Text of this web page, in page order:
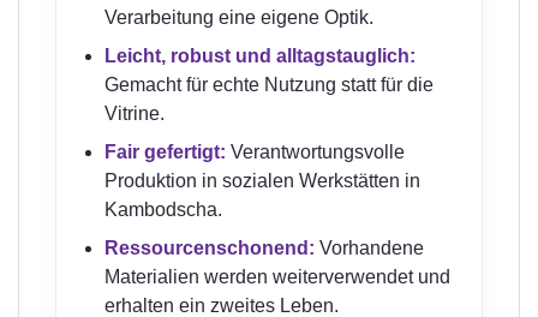
Verarbeitung eine eigene Optik.
Leicht, robust und alltagstauglich:
Gemacht für echte Nutzung statt für die
Vitrine.
Fair gefertigt: Verantwortungsvolle
Produktion in sozialen Werkstätten in
Kambodscha.
Ressourcenschonend: Vorhandene
Materialien werden weiterverwendet und
erhalten ein zweites Leben.